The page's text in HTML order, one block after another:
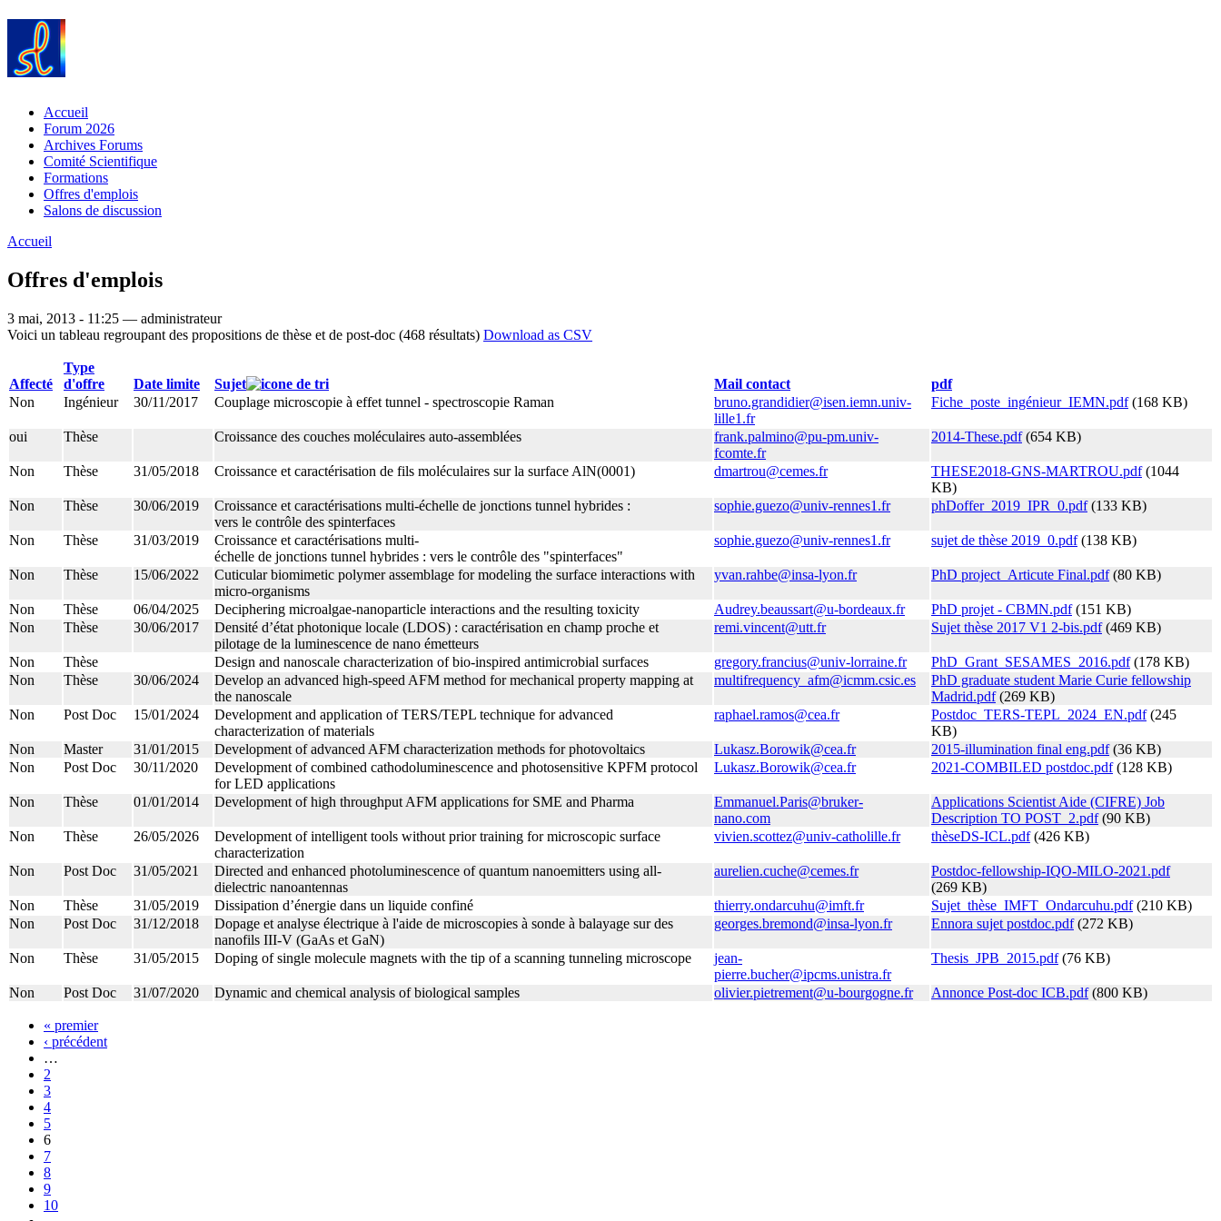
Accueil
Forum 2026
Archives Forums
Comité Scientifique
Formations
Offres d'emplois
Salons de discussion
Accueil
Offres d'emplois
3 mai, 2013 - 11:25 — administrateur
Voici un tableau regroupant des propositions de thèse et de post-doc (468 résultats) Download as CSV
Affecté
Type
d'offre
Date limite Sujet Mail contact
pdf
Non
Ingénieur 30/11/2017 Couplage microscopie à effet tunnel - spectroscopie Raman
bruno.grandidier@isen.iemn.univ-
lille1.fr
Fiche_poste_ingénieur_IEMN.pdf(168 KB)
oui Thèse Croissance des couches moléculaires auto-assemblées
frank.palmino@pu-pm.univ-
fcomte.fr
2014-These.pdf(654 KB)
Non Thèse 31/05/2018 Croissance et caractérisation de fils moléculaires sur la surface AlN(0001) dmartrou@cemes.fr THESE2018-GNS-MARTROU.pdf(1044
KB)
Non
Thèse 30/06/2019
Croissance et caractérisations multi-échelle de jonctions tunnel hybrides :
vers le contrôle des spinterfaces
sophie.guezo@univ-rennes1.fr phDoffer_2019_IPR_0.pdf(133 KB)
Non Thèse 31/03/2019
Croissance et caractérisations multi‐
échelle de jonctions tunnel hybrides : vers le contrôle des "spinterfaces"
sophie.guezo@univ-rennes1.fr sujet de thèse 2019_0.pdf(138 KB)
Non Thèse 15/06/2022
Cuticular biomimetic polymer assemblage for modeling the surface interactions with
micro-organisms
yvan.rahbe@insa-lyon.fr PhD project_Articute Final.pdf(80 KB)
Non Thèse 06/04/2025 Deciphering microalgae-nanoparticle interactions and the resulting toxicity Audrey.beaussart@u-bordeaux.fr PhD projet - CBMN.pdf(151 KB)
Non
Thèse 30/06/2017
Densité d’état photonique locale (LDOS) : caractérisation en champ proche et
pilotage de la luminescence de nano émetteurs
remi.vincent@utt.fr Sujet thèse 2017 V1 2-bis.pdf(469 KB)
Non Thèse Design and nanoscale characterization of bio-inspired antimicrobial surfaces gregory.francius@univ-lorraine.fr PhD_Grant_SESAMES_2016.pdf(178 KB)
Non
Thèse 30/06/2024
Develop an advanced high-speed AFM method for mechanical property mapping at
the nanoscale
multifrequency_afm@icmm.csic.es
PhD graduate student Marie Curie fellowship
Madrid.pdf(269 KB)
Non
Post Doc 15/01/2024
Development and application of TERS/TEPL technique for advanced
characterization of materials
raphael.ramos@cea.fr Postdoc_TERS-TEPL_2024_EN.pdf(245
KB)
Non
Master 31/01/2015 Development of advanced AFM characterization methods for photovoltaics Lukasz.Borowik@cea.fr 2015-illumination final eng.pdf(36 KB)
Non
Post Doc 30/11/2020
Development of combined cathodoluminescence and photosensitive KPFM protocol
for LED applications
Lukasz.Borowik@cea.fr 2021-COMBILED postdoc.pdf(128 KB)
Non Thèse 01/01/2014 Development of high throughput AFM applications for SME and Pharma
Emmanuel.Paris@bruker-
nano.com
Applications Scientist Aide (CIFRE) Job
Description TO POST_2.pdf(90 KB)
Non
Thèse 26/05/2026
Development of intelligent tools without prior training for microscopic surface
characterization
vivien.scottez@univ-catholille.fr thèseDS-ICL.pdf(426 KB)
Non Post Doc 31/05/2021
Directed and enhanced photoluminescence of quantum nanoemitters using all-
dielectric nanoantennas
aurelien.cuche@cemes.fr
Postdoc-fellowship-IQO-MILO-2021.pdf
(269 KB)
Non
Thèse 31/05/2019 Dissipation d’énergie dans un liquide confiné thierry.ondarcuhu@imft.fr Sujet_thèse_IMFT_Ondarcuhu.pdf(210 KB)
Non
Post Doc 31/12/2018
Dopage et analyse électrique à l'aide de microscopies à sonde à balayage sur des
nanofils III-V (GaAs et GaN)
georges.bremond@insa-lyon.fr Ennora sujet postdoc.pdf(272 KB)
Non Thèse 31/05/2015 Doping of single molecule magnets with the tip of a scanning tunneling microscope
jean-
pierre.bucher@ipcms.unistra.fr
Thesis_JPB_2015.pdf(76 KB)
Non Post Doc 31/07/2020 Dynamic and chemical analysis of biological samples olivier.pietrement@u-bourgogne.fr Annonce Post-doc ICB.pdf(800 KB)
« premier
‹ précédent
…
2
3
4
5
6
7
8
9
10